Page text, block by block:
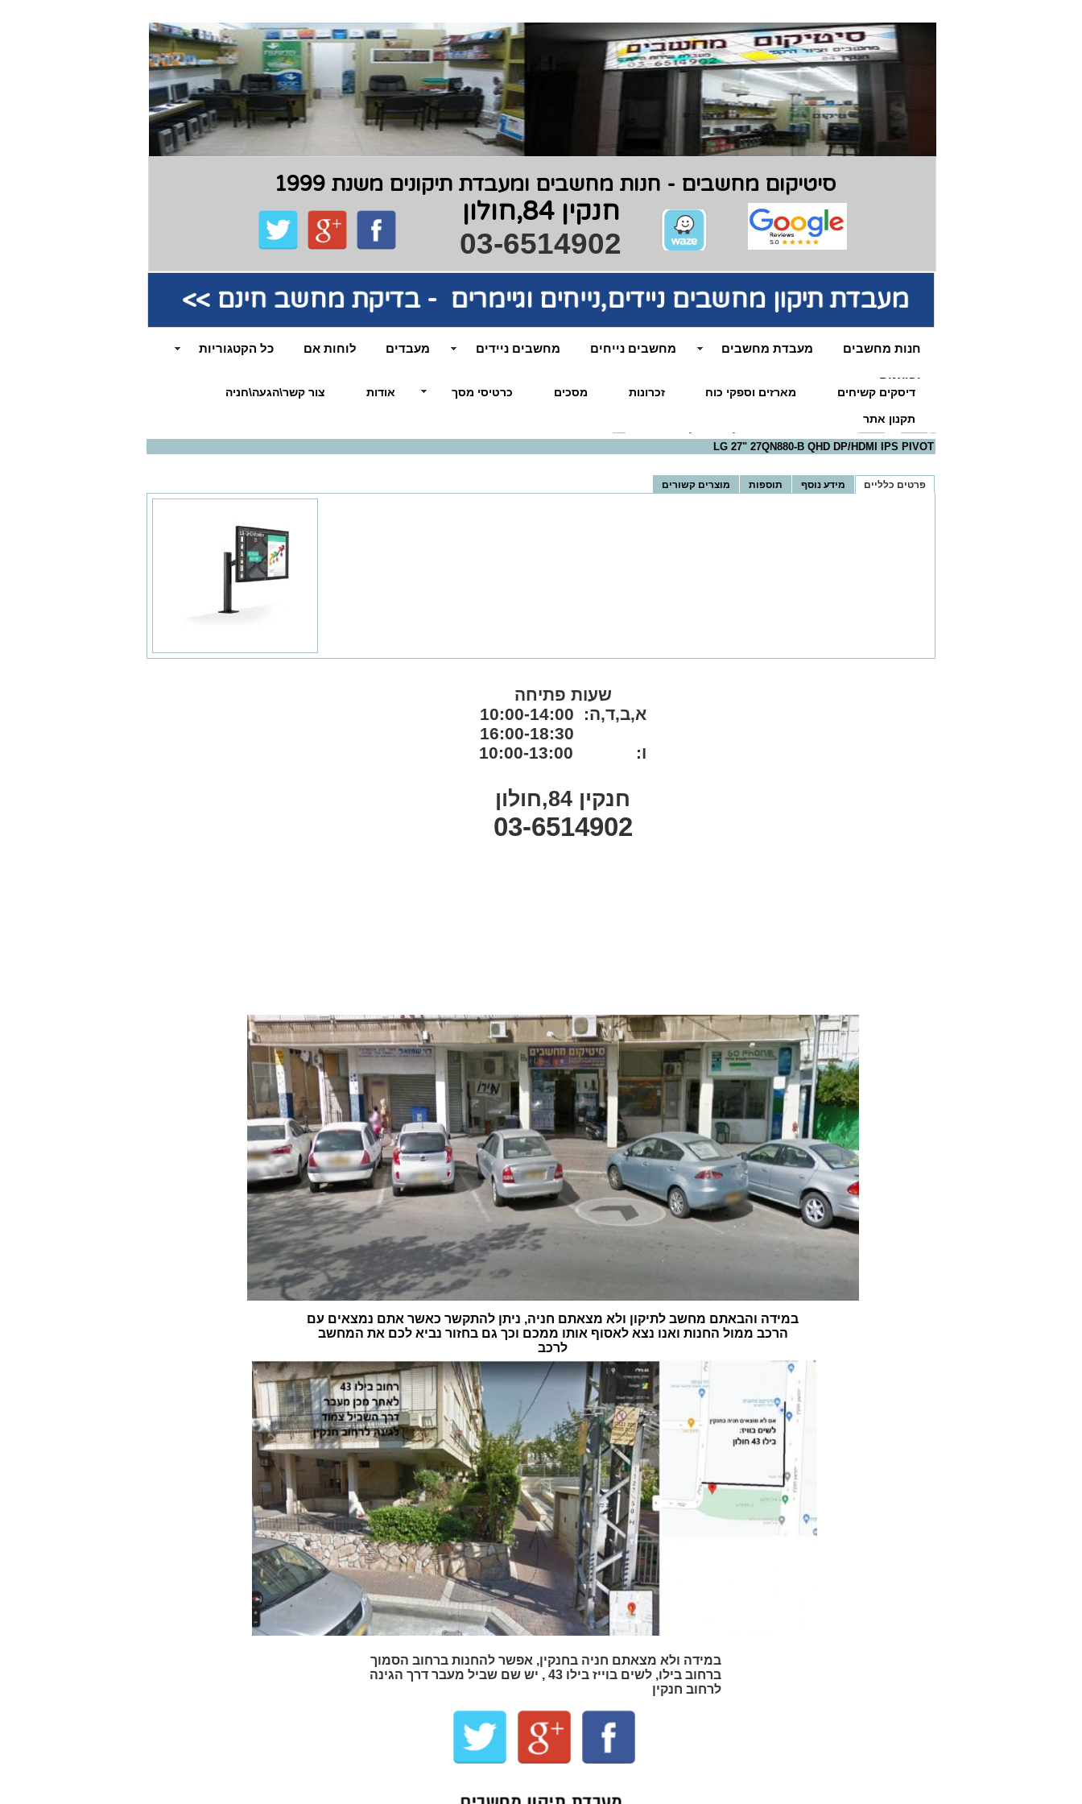
חנות מחשבים מעבדת מחשבים מחשבים נייחים מחשבים ניידים מעבדים לוחות אם כל הקטגוריות
יבואנים
דיסקים קשיחים מארזים וספקי כוח זכרונות מסכים כרטיסי מסך אודות צור קשר\הגעה\חניה
תקנון אתר
סיטיקום מחשבים - חנות מחשבים ומעבדת תיקונים משנת 1999
חנקין 84,חולון
03-6514902
מעבדת תיקון מחשבים ניידים,נייחים וגיימרים - בדיקת מחשב חינם >>
דף הבית >>
LG 27" 27QN880-B QHD DP/HDMI IPS PIVOT
פרטים כלליים מידע נוסף תוספות מוצרים קשורים
במידה והבאתם מחשב לתיקון ולא מצאתם חניה, ניתן להתקשר כאשר אתם נמצאים עם
הרכב ממול החנות ואנו נצא לאסוף אותו ממכם וכך גם בחזור נביא לכם את המחשב
לרכב
במידה ולא מצאתם חניה בחנקין, אפשר להחנות ברחוב הסמוך
ברחוב בילו, לשים בוייז בילו 43 , יש שם שביל מעבר דרך הגינה
לרחוב חנקין
שעות פתיחה
א,ב,ד,ה: 10:00-14:00
ו: 10:00-13:00
חנקין 84,חולון
03-6514902